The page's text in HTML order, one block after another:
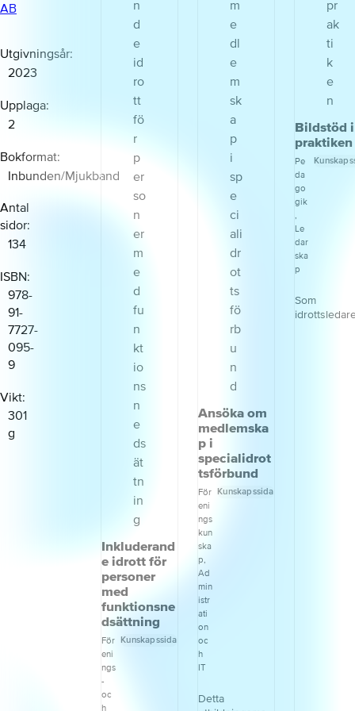
AB
Utgivningsår
2023
Upplaga
2
Bokformat
Inbunden/Mjukband
Antal
sidor
134
ISBN
978-
91-
7727-
095-
9
Vikt
301
g
Inkluderand
e idrott för
personer
med
funktionsne
dsättning
För
eni
ngs
-
oc
h
Kunskapssida
Ansöka om
medlemska
p i
specialidrot
tsförbund
För
eni
ngs
kun
ska
p,
Ad
min
istr
ati
on
oc
h
IT
Kunskapssida
Detta
Bildstöd i
praktiken
Pe
da
go
gik
,
Le
dar
ska
p
Som